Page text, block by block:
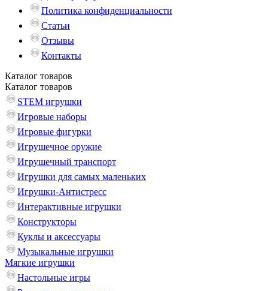
Политика конфиденциальности
Статьи
Отзывы
Контакты
Каталог товаров
Каталог товаров
STEM игрушки
Игровые наборы
Игровые фигурки
Игрушечное оружие
Игрушечный транспорт
Игрушки для самых маленьких
Игрушки-Антистресс
Интерактивные игрушки
Конструкторы
Куклы и аксессуары
Музыкальные игрушки
Мягкие игрушки
Настольные игры